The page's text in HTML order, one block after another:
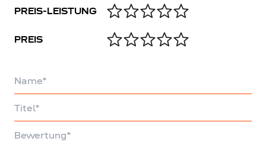
PREIS-LEISTUNG
PREIS